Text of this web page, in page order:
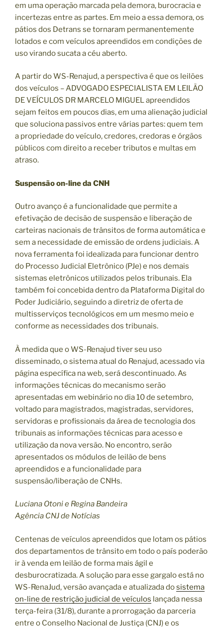
em uma operação marcada pela demora, burocracia e
incertezas entre as partes. Em meio a essa demora, os
pátios dos Detrans se tornaram permanentemente
lotados e com veículos apreendidos em condições de
uso virando sucata a céu aberto.
A partir do WS-Renajud, a perspectiva é que os leilões
dos veículos – ADVOGADO ESPECIALISTA EM LEILÃO
DE VEÍCULOS DR MARCELO MIGUEL apreendidos
sejam feitos em poucos dias, em uma alienação judicial
que soluciona passivos entre várias partes: quem tem
a propriedade do veículo, credores, credoras e órgãos
públicos com direito a receber tributos e multas em
atraso.
Suspensão on-line da CNH
Outro avanço é a funcionalidade que permite a
efetivação de decisão de suspensão e liberação de
carteiras nacionais de trânsitos de forma automática e
sem a necessidade de emissão de ordens judiciais. A
nova ferramenta foi idealizada para funcionar dentro
do Processo Judicial Eletrônico (PJe) e nos demais
sistemas eletrônicos utilizados pelos tribunais. Ela
também foi concebida dentro da Plataforma Digital do
Poder Judiciário, seguindo a diretriz de oferta de
multisserviços tecnológicos em um mesmo meio e
conforme as necessidades dos tribunais.
À medida que o WS-Renajud tiver seu uso
disseminado, o sistema atual do Renajud, acessado via
página específica na web, será descontinuado. As
informações técnicas do mecanismo serão
apresentadas em webinário no dia 10 de setembro,
voltado para magistrados, magistradas, servidores,
servidoras e profissionais da área de tecnologia dos
tribunais as informações técnicas para acesso e
utilização da nova versão. No encontro, serão
apresentados os módulos de leilão de bens
apreendidos e a funcionalidade para
suspensão/liberação de CNHs.
Luciana Otoni e Regina Bandeira
Agência CNJ de Notícias
Centenas de veículos apreendidos que lotam os pátios
dos departamentos de trânsito em todo o país poderão
ir à venda em leilão de forma mais ágil e
desburocratizada. A solução para esse gargalo está no
WS-RenaJud, versão avançada e atualizada dosistema
on-line de restrição judicial de veículos lançada nessa
terça-feira (31/8), durante a prorrogação da parceria
entre o Conselho Nacional de Justiça (CNJ) e os